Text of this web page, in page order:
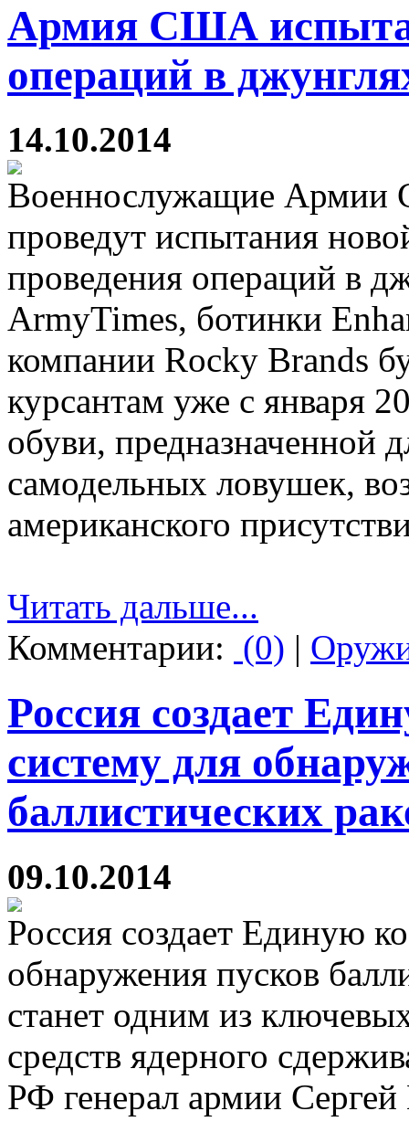
Армия США
операций в
14.10.2014
Военнослужащие Армии
проведут испытания
проведения операций в
ArmyTimes, ботинки
компании Rocky Brands
курсантам уже с января
обуви, предназначенной
самодельных ловушек,
американского
Читать дальше...
Комментарии: (0) |
Россия создает
систему для
баллистических
09.10.2014
Россия создает Единую
обнаружения пусков
станет одним из
средств ядерного
РФ генерал армии